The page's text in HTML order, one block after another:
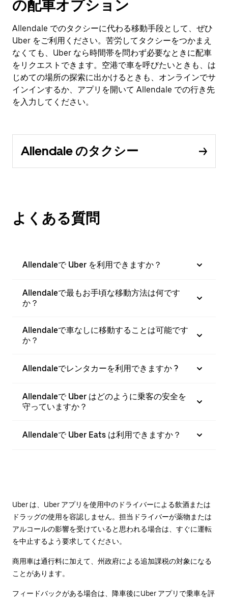
の配車オプション
Allendale でのタクシーに代わる移動手段として、ぜひ
Uber をご利用ください。苦労してタクシーをつかまえ
なくても、Uber なら時間帯を問わず必要なときに配車
をリクエストできます。空港で車を呼びたいときも、は
じめての場所の探索に出かけるときも、オンラインでサ
インインするか、アプリを開いて Allendale での行き先
を入力してください。
Allendale のタクシー
よくある質問
Allendaleで Uber を利用できますか？
Allendaleで最もお手頃な移動方法は何です
か？
Allendaleで車なしに移動することは可能です
か？
Allendaleでレンタカーを利用できますか ?
Allendaleで Uber はどのように乗客の安全を
守っていますか？
Allendaleで Uber Eats は利用できますか？
Uber は、Uber アプリを使用中のドライバーによる飲酒または
ドラッグの使用を容認しません。担当ドライバーが薬物または
アルコールの影響を受けていると思われる場合は、すぐに運転
を中止するよう要求してください。
商用車は通行料に加えて、州政府による追加課税の対象になる
ことがあります。
フィードバックがある場合は、降車後に⁠Uber アプリで乗車を評